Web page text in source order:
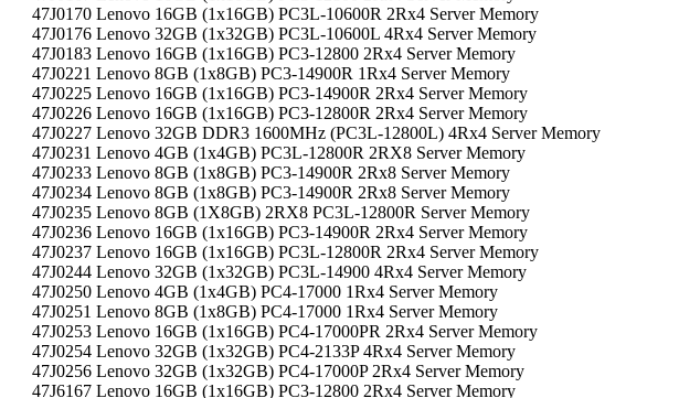
47J0170 Lenovo 16GB (1x16GB) PC3L-10600R 2Rx4 Server Memory
47J0176 Lenovo 32GB (1x32GB) PC3L-10600L 4Rx4 Server Memory
47J0183 Lenovo 16GB (1x16GB) PC3-12800 2Rx4 Server Memory
47J0221 Lenovo 8GB (1x8GB) PC3-14900R 1Rx4 Server Memory
47J0225 Lenovo 16GB (1x16GB) PC3-14900R 2Rx4 Server Memory
47J0226 Lenovo 16GB (1x16GB) PC3-12800R 2Rx4 Server Memory
47J0227 Lenovo 32GB DDR3 1600MHz (PC3L-12800L) 4Rx4 Server Memory
47J0231 Lenovo 4GB (1x4GB) PC3L-12800R 2RX8 Server Memory
47J0233 Lenovo 8GB (1x8GB) PC3-14900R 2Rx8 Server Memory
47J0234 Lenovo 8GB (1x8GB) PC3-14900R 2Rx8 Server Memory
47J0235 Lenovo 8GB (1X8GB) 2RX8 PC3L-12800R Server Memory
47J0236 Lenovo 16GB (1x16GB) PC3-14900R 2Rx4 Server Memory
47J0237 Lenovo 16GB (1x16GB) PC3L-12800R 2Rx4 Server Memory
47J0244 Lenovo 32GB (1x32GB) PC3L-14900 4Rx4 Server Memory
47J0250 Lenovo 4GB (1x4GB) PC4-17000 1Rx4 Server Memory
47J0251 Lenovo 8GB (1x8GB) PC4-17000 1Rx4 Server Memory
47J0253 Lenovo 16GB (1x16GB) PC4-17000PR 2Rx4 Server Memory
47J0254 Lenovo 32GB (1x32GB) PC4-2133P 4Rx4 Server Memory
47J0256 Lenovo 32GB (1x32GB) PC4-17000P 2Rx4 Server Memory
47J6167 Lenovo 16GB (1x16GB) PC3-12800 2Rx4 Server Memory